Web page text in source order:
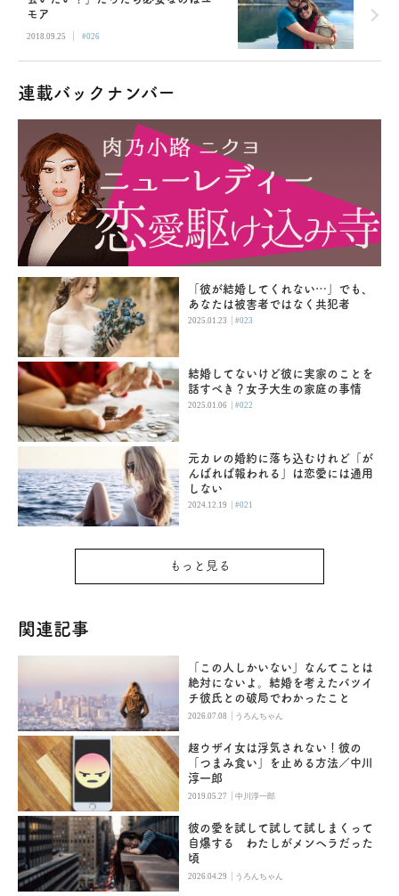
モア
2018.09.25 | #026
連載バックナンバー
「彼が結婚してくれない…」でも、
あなたは被害者ではなく共犯者
2025.01.23 |#023
結婚してないけど彼に実家のことを
話すべき？女子大生の家庭の事情
2025.01.06 |#022
元カレの婚約に落ち込むけれど「が
んばれば報われる」は恋愛には通用
しない
2024.12.19 |#021
もっと見る
関連記事
「この人しかいない」なんてことは
絶対にないよ。結婚を考えたバツイ
チ彼氏との破局でわかったこと
2026.07.08 | うろんちゃん
超ウザイ女は浮気されない！彼の
「つまみ食い」を止める方法／中川
淳一郎
2019.05.27 |中川淳一郎
彼の愛を試して試して試しまくって
自爆する わたしがメンヘラだった
頃
2026.04.29 | うろんちゃん